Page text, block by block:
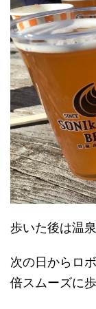
歩いた後は温
次の日からロ
倍スムーズに